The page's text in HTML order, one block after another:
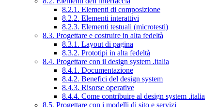
8.2.1. Elementi di composizione
8.2.2. Elementi interattivi
8.2.3. Elementi testuali (microtesti)
8.3. Progettare e costruire in alta fedeltà
8.3.1. Layout di pagina
8.3.2. Prototipi in alta fedeltà
8.4. Progettare con il design system .italia
8.4.1. Documentazione
8.4.2. Benefici del design system
8.4.3. Risorse operative
8.4.4. Come contribuire al design system .italia
8.5. Progettare con i modelli di sito e servizi